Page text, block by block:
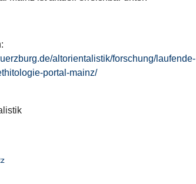
altorientalistik/forschung/laufende-
portal-mainz/